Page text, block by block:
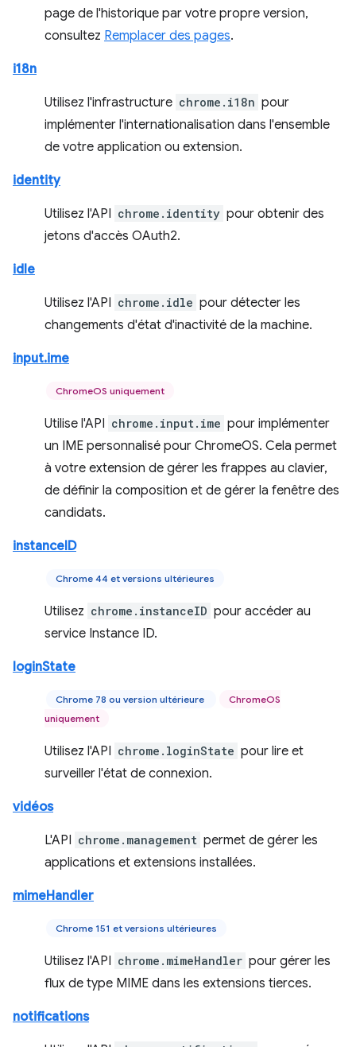
page de l'historique par votre propre version,
consultez Remplacer des pages.
i18n
Utilisez l'infrastructure chrome.i18n pour
implémenter l'internationalisation dans l'ensemble
de votre application ou extension.
identity
Utilisez l'API chrome.identity pour obtenir des
jetons d'accès OAuth2.
idle
Utilisez l'API chrome.idle pour détecter les
changements d'état d'inactivité de la machine.
input.ime
ChromeOS uniquement
Utilise l'API chrome.input.ime pour implémenter
un IME personnalisé pour ChromeOS. Cela permet
à votre extension de gérer les frappes au clavier,
de définir la composition et de gérer la fenêtre des
candidats.
instanceID
Chrome 44 et versions ultérieures
Utilisez chrome.instanceID pour accéder au
service Instance ID.
loginState
Chrome 78 ou version ultérieure
ChromeOS
uniquement
Utilisez l'API chrome.loginState pour lire et
surveiller l'état de connexion.
vidéos
L'API chrome.management permet de gérer les
applications et extensions installées.
mimeHandler
Chrome 151 et versions ultérieures
Utilisez l'API chrome.mimeHandler pour gérer les
flux de type MIME dans les extensions tierces.
notifications